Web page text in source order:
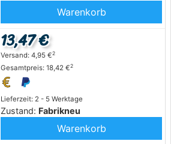
Warenkorb
Lieferzeit: 2 - 5 Werktage
Zustand: Fabrikneu
13,47 €
Versand: 4,95 €2
Gesamtpreis: 18,42 €2
Warenkorb